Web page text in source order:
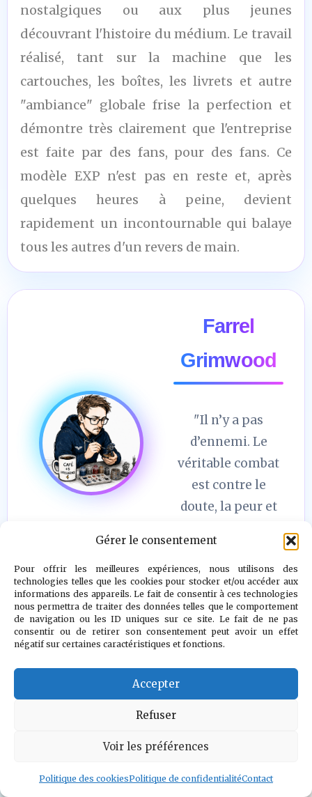
Gérer le consentement
Pour offrir les meilleures expériences, nous utilisons des
technologies telles que les cookies pour stocker et/ou accéder aux
informations des appareils. Le fait de consentir à ces technologies
nous permettra de traiter des données telles que le comportement
de navigation ou les ID uniques sur ce site. Le fait de ne pas
consentir ou de retirer son consentement peut avoir un effet
négatif sur certaines caractéristiques et fonctions.
Accepter
Refuser
Voir les préférences
Politique des cookiesPolitique de confidentialitéContact
nostalgiques ou aux plus jeunes
découvrant l'histoire du médium. Le travail
réalisé, tant sur la machine que les
cartouches, les boîtes, les livrets et autre
"ambiance" globale frise la perfection et
démontre très clairement que l'entreprise
est faite par des fans, pour des fans. Ce
modèle EXP n'est pas en reste et, après
quelques heures à peine, devient
rapidement un incontournable qui balaye
tous les autres d'un revers de main.
Farrel
Grimwood
"Il n’y a pas
d’ennemi. Le
véritable combat
est contre le
doute, la peur et
Voir l auteur»